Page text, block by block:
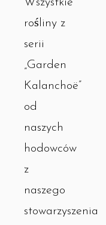
rośliny z
serii
„Garden
Kalanchoë”
od
naszych
hodowców
z
naszego
stowarzyszenia